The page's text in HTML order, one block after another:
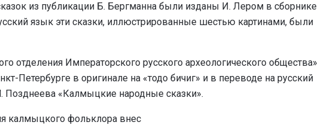
из публикации Б. Бергманна были изданы И. Лером в сборнике
язык эти сказки, иллюстрированные шестью картинами, были
отделения Императорского русского археологического общества»
Петербурге в оригинале на «тодо бичиг» и в переводе на русский
«Калмыцкие народные сказки».
калмыцкого фольклора внес